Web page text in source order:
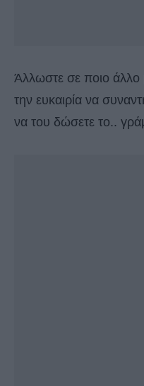
Άλλωστε σε ποιο άλλο
την ευκαιρία να
να του δώσετε το..